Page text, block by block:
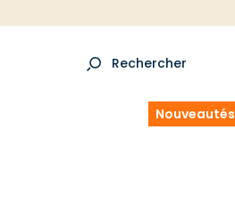
Rechercher
Nouveautés